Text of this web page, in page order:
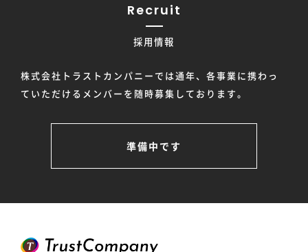
Recruit
採用情報
株式会社トラストカンパニーでは通年、各事業に携わっ
ていただけるメンバーを随時募集しております。
準備中です